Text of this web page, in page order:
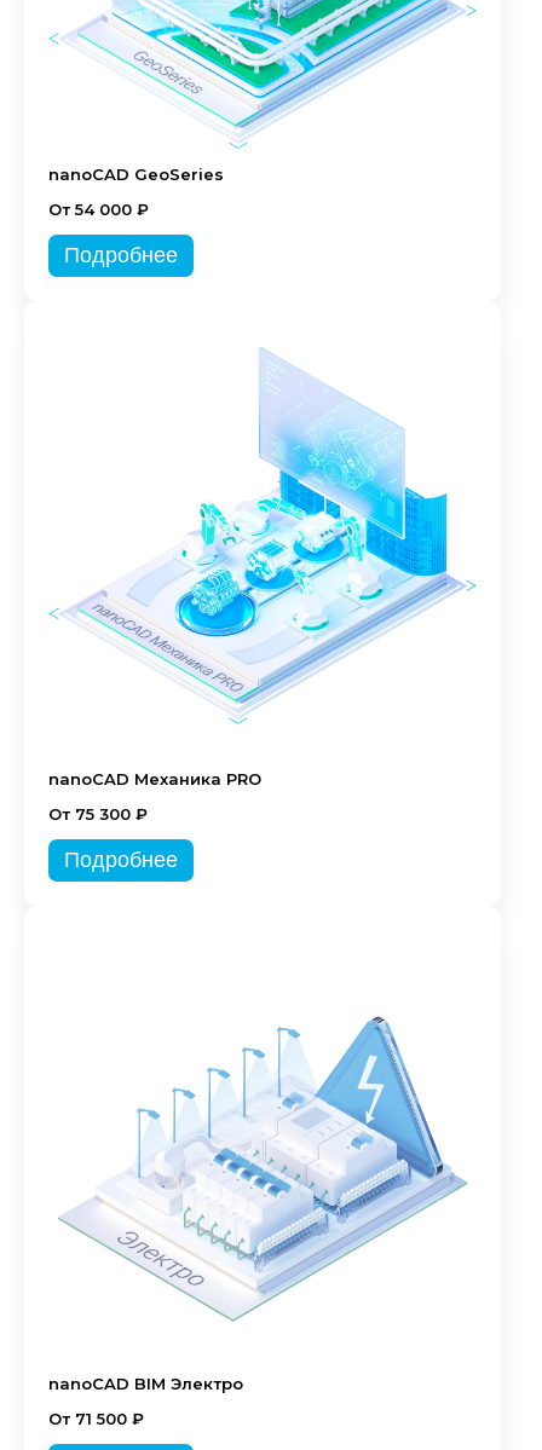
nanoCAD GeoSeries
От 54 000 ₽
Подробнее
nanoCAD Механика PRO
От 75 300 ₽
Подробнее
nanoCAD BIM Электро
От 71 500 ₽